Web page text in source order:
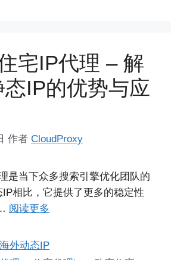
宅IP代理 – 解
IP的优势与应
作者 CloudProxy
是当下众多搜索引擎优化团队的
相比，它提供了更多的稳定性
阅读更多
海外动态IP